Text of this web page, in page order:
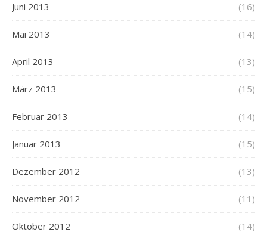
Juni 2013 (16)
Mai 2013 (14)
April 2013 (13)
März 2013 (15)
Februar 2013 (14)
Januar 2013 (15)
Dezember 2012 (13)
November 2012 (11)
Oktober 2012 (14)